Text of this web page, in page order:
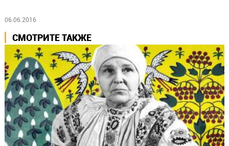
06.06.2016
СМОТРИТЕ ТАКЖЕ